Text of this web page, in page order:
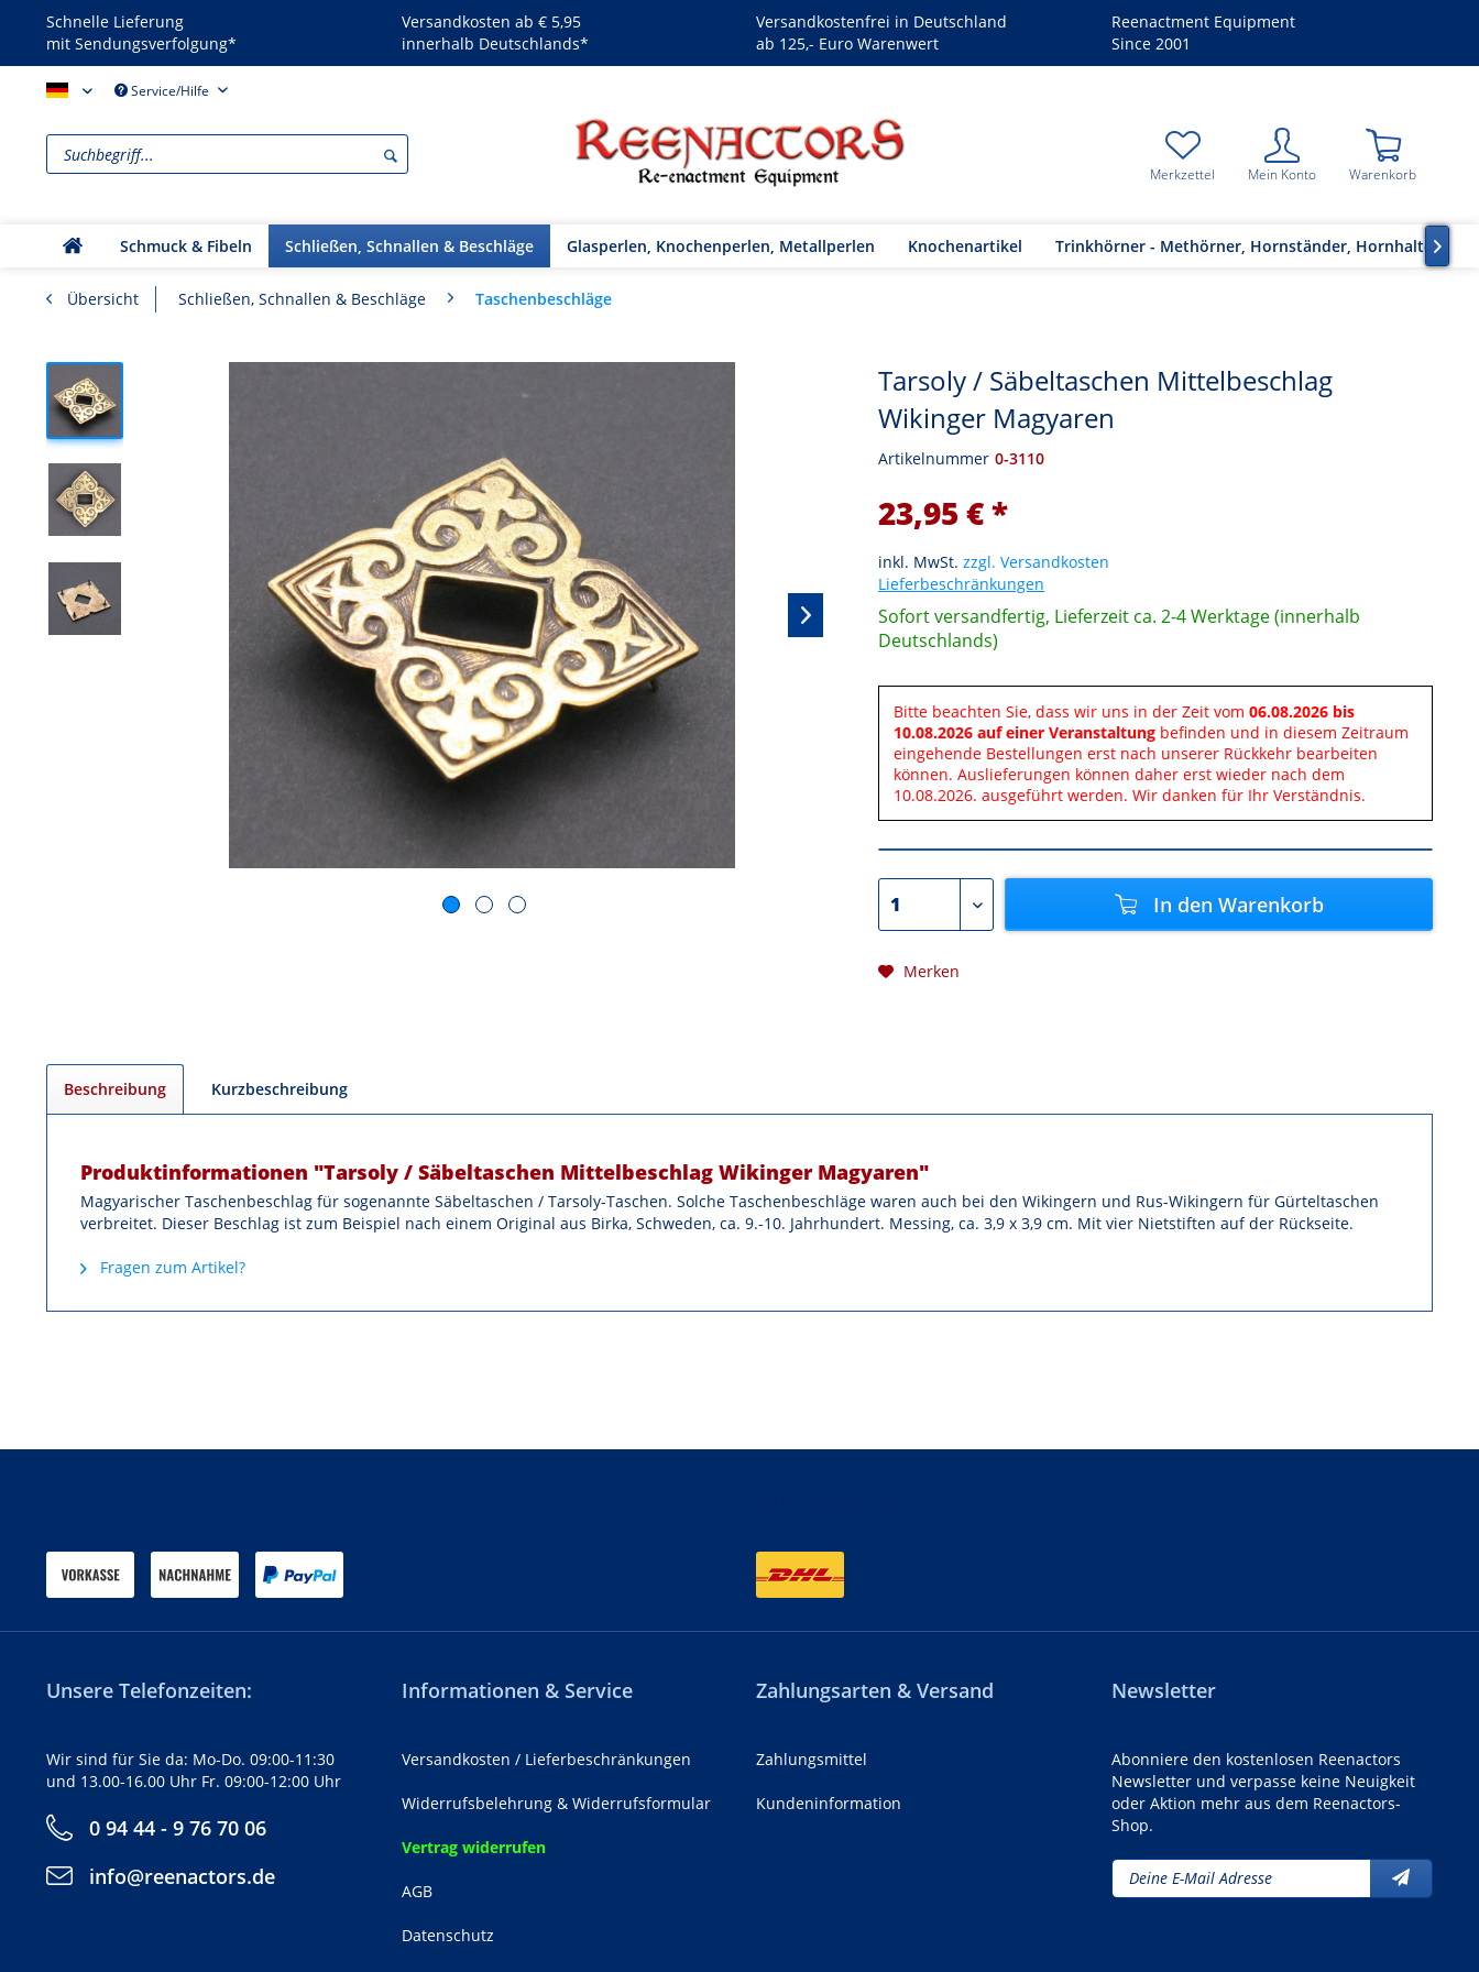
Schnelle Lieferung
mit Sendungsverfolgung*
Versandkosten ab € 5,95
innerhalb Deutschlands*
Versandkostenfrei in Deutschland
ab 125,- Euro Warenwert
Reenactment Equipment
Since 2001
Reenactors - DEService/Hilfe
Merkzettel Mein Konto Warenkorb
Schmuck & Fibeln Schließen, Schnallen & Beschläge Glasperlen, Knochenperlen, Metallperlen Knochenartikel Trinkhörner - Methörner, Hornständer, Hornhalter
Übersicht Schließen, Schnallen & Beschläge Taschenbeschläge
Tarsoly / Säbeltaschen Mittelbeschlag
Wikinger Magyaren
Artikelnummer 0-3110
23,95 € *
inkl. MwSt. zzgl. Versandkosten
Lieferbeschränkungen
Sofort versandfertig, Lieferzeit ca. 2-4 Werktage (innerhalb
Deutschlands)
Bitte beachten Sie, dass wir uns in der Zeit vom 06.08.2026 bis
10.08.2026 auf einer Veranstaltung befinden und in diesem Zeitraum
eingehende Bestellungen erst nach unserer Rückkehr bearbeiten
können. Auslieferungen können daher erst wieder nach dem
10.08.2026. ausgeführt werden. Wir danken für Ihr Verständnis.
In den Warenkorb
Merken
Beschreibung Kurzbeschreibung
Produktinformationen "Tarsoly / Säbeltaschen Mittelbeschlag Wikinger Magyaren"
Magyarischer Taschenbeschlag für sogenannte Säbeltaschen / Tarsoly-Taschen. Solche Taschenbeschläge waren auch bei den Wikingern und Rus-Wikingern für Gürteltaschen
verbreitet. Dieser Beschlag ist zum Beispiel nach einem Original aus Birka, Schweden, ca. 9.-10. Jahrhundert. Messing, ca. 3,9 x 3,9 cm. Mit vier Nietstiften auf der Rückseite.
Fragen zum Artikel?
Unsere Telefonzeiten:
Wir sind für Sie da: Mo-Do. 09:00-11:30
und 13.00-16.00 Uhr Fr. 09:00-12:00 Uhr
0 94 44 - 9 76 70 06
info@reenactors.de
Informationen & Service
Versandkosten / Lieferbeschränkungen
Widerrufsbelehrung & Widerrufsformular
Vertrag widerrufen
AGB
Datenschutz
Zahlungsarten & Versand
Zahlungsmittel
Kundeninformation
Newsletter
Abonniere den kostenlosen Reenactors
Newsletter und verpasse keine Neuigkeit
oder Aktion mehr aus dem Reenactors-
Shop.